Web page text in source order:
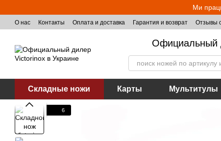
Ми
О нас Контакты Оплата и доставка Гарантия и возврат Отзывы
Официальный
Складные ножи Карты Мультитулы
6